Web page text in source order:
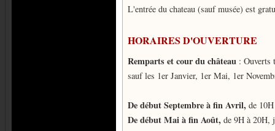
L'entrée du chateau (sauf musée) est
HORAIRES D'OUVERTURE
Remparts et cour du château : Ouverts
sauf les 1er Janvier, 1er Mai, 1er
De début Septembre à fin Avril, de
De début Mai à fin Août, de 9H à 20H,